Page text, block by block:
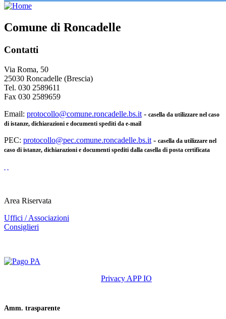
Comune di Roncadelle
Contatti
Via Roma, 50
25030 Roncadelle (Brescia)
Tel. 030 2589611
Fax 030 2589659
Email: protocollo@comune.roncadelle.bs.it - casella da utilizzare nel caso
di istanze, dichiarazioni e documenti spediti da e-mail
PEC: protocollo@pec.comune.roncadelle.bs.it - casella da utilizzare nel
caso di istanze, dichiarazioni e documenti spediti dalla casella di posta certificata
Area Riservata
Uffici / Associazioni
Consiglieri
Privacy APP IO
Amm. trasparente